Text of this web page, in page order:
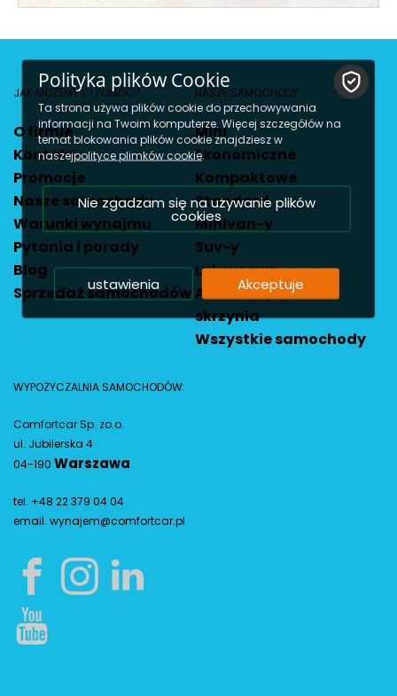
jednak kryją w sobie wiele wspaniałych miejsc i atrakcji.
JAK MOŻEMY CI POMÓC?
O firmie
Kontakt
Promocje
Nasze samochody
Warunki wynajmu
Pytania i porady
Blog
Sprzedaż samochodów
NASZE SAMOCHODY
Mini
Ekonomiczne
Kompaktowe
Standard
Minivan-y
Suv-y
Luksusowe
Automatyczna
skrzynia
Wszystkie samochody
WYPOŻYCZALNIA SAMOCHODÓW:
Comfortcar Sp. zo.o.
ul. Jubilerska 4
04-190 Warszawa
tel. +48 22 379 04 04
email. wynajem@comfortcar.pl
Polityka plików Cookie
Ta strona używa plików cookie do przechowywania
informacji na Twoim komputerze. Więcej szczegółów na
temat blokowania plików cookie znajdziesz w
naszejpolityce plimków cookie.
Nie zgadzam się na używanie plików
cookies
ustawienia Akceptuje